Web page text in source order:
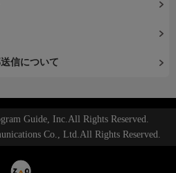
信について
Guide, Inc.All Rights Reserved.
Co., Ltd.All Rights Reserved.